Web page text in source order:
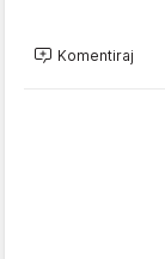
Komentiraj